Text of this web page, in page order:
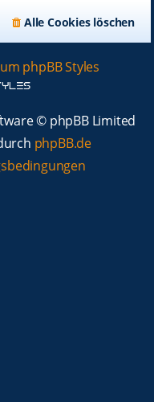
Alle Cookies löschen
phpBB Styles
© phpBB Limited
phpBB.de